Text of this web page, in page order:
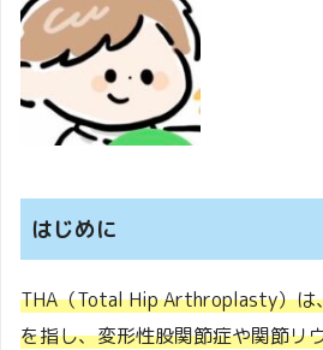
はじめに
THA（Total Hip Arthroplasty）は
を指し、変形性股関節症や関節リ